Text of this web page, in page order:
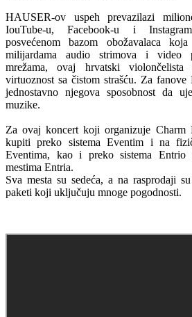
HAUSER-ov uspeh prevazilazi
IouTube-u, Facebook-u i
posvećenom bazom obožavalaca
milijardama audio strimova i video
mrežama, ovaj hrvatski
virtuoznost sa čistom strašću. Za
jednostavno njegova sposobnost da
muzike.
Za ovaj koncert koji organizuje Charm
kupiti preko sistema Eventim i na
Eventima, kao i preko sistema
mestima Entria.
Sva mesta su sedeća, a na rasprodaji
paketi koji uključuju mnoge pogodnosti.